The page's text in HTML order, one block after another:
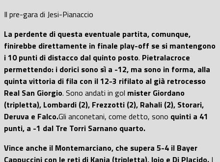
Il pre-gara di Jesi-Pianaccio
La perdente di questa eventuale partita, comunque,
finirebbe direttamente in finale play-off se si mantengono
i 10 punti di distacco dal quinto posto. Pietralacroce
permettendo: i dorici sono sì a -12, ma sono in forma, alla
quinta vittoria di fila con il 12-3 rifilato al già retrocesso
Real San Giorgio. Sono andati in gol mister Giordano
(tripletta), Lombardi (2), Frezzotti (2), Rahali (2), Storari,
Deruva e Falco.Gli anconetani, come detto, sono quinti a 41
punti, a -1 dal Tre Torri Sarnano quarto.
Vince anche il Montemarciano, che supera 5-4 il Bayer
Cappuccini con le reti di Kania (tripletta), Ioio e Di Placido. I